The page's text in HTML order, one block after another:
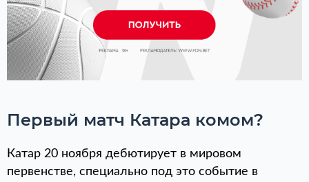
Первый матч Катара комом?
Катар 20 ноября дебютирует в мировом
первенстве, специально под это событие в